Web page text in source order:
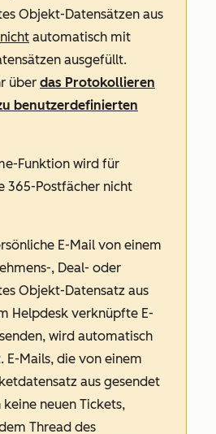
Objekt-Datensätzen aus
nicht automatisch mit
ausgefüllt.
über das Protokollieren
benutzerdefinierten
-Funktion wird für
365-Postfächer nicht
E-Mail von einem
, Deal- oder
Objekt-Datensatz aus
Helpdesk verknüpfte E-
wird automatisch
E-Mails, die von einem
aus gesendet
neuen Tickets,
Thread des